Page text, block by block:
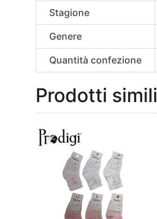
Stagione
Genere
Quantità confezione
Prodotti simili